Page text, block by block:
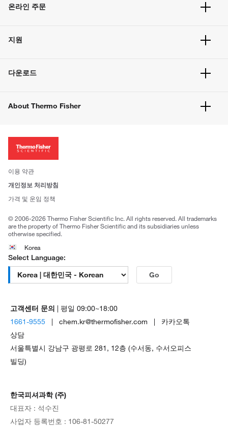
온라인 주문
주문 방법
벌크 주문
지원
고객 센터
웹사이트 개선사항
다운로드
About Thermo Fisher
투자자
사회적 책임
브랜드
이용 약관
개인정보 처리방침
가격 및 운임 정책
© 2006-2026 Thermo Fisher Scientific Inc. All rights reserved. All trademarks
are the property of Thermo Fisher Scientific and its subsidiaries unless
otherwise specified.
Korea
Select Language:
Go
고객센터 문의 | 평일 09:00~18:00
1661-9555 | chem.kr@thermofisher.com | 카카오톡
상담
서울특별시 강남구 광평로 281, 12층 (수서동, 수서오피스
빌딩)
한국피셔과학 (주)
대표자 : 석수진
사업자 등록번호 : 106-81-50277